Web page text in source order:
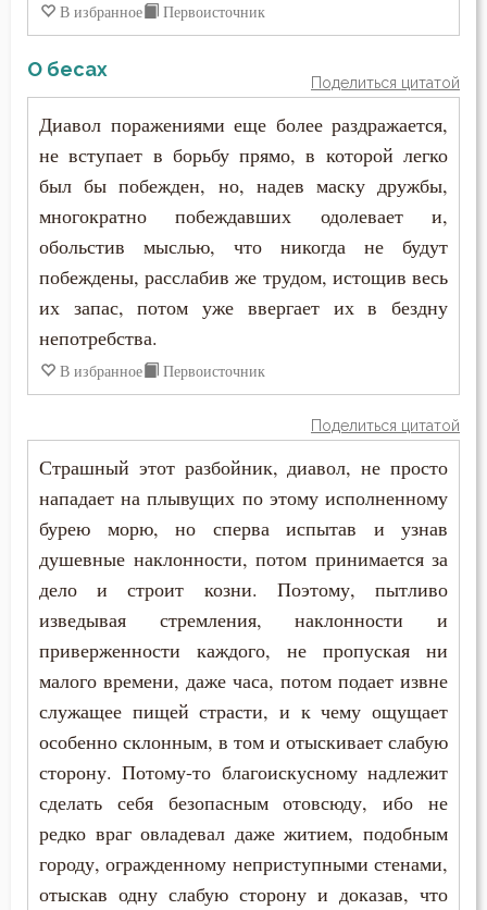
В избранное Первоисточник
О бесах
Поделиться цитатой
Диавол поражениями еще более раздражается,
не вступает в борьбу прямо, в которой легко
был бы побежден, но, надев маску дружбы,
многократно побеждавших одолевает и,
обольстив мыслью, что никогда не будут
побеждены, расслабив же трудом, истощив весь
их запас, потом уже ввергает их в бездну
непотребства.
В избранное Первоисточник
Поделиться цитатой
Страшный этот разбойник, диавол, не просто
нападает на плывущих по этому исполненному
бурею морю, но сперва испытав и узнав
душевные наклонности, потом принимается за
дело и строит козни. Поэтому, пытливо
изведывая стремления, наклонности и
приверженности каждого, не пропуская ни
малого времени, даже часа, потом подает извне
служащее пищей страсти, и к чему ощущает
особенно склонным, в том и отыскивает слабую
сторону. Потому-то благоискусному надлежит
сделать себя безопасным отовсюду, ибо не
редко враг овладевал даже житием, подобным
городу, огражденному неприступными стенами,
отыскав одну слабую сторону и доказав, что